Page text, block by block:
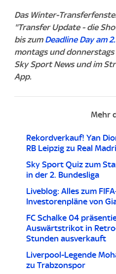
Das Winter-
"Transfer Update - die
bis zum Deadline Day am
montags und donnerstags
Sky Sport News und im
App.
Mehr
Rekordverkauf! Yan
RB Leipzig zu Real
Sky Sport Quiz zum
in der 2. Bundesliga
Liveblog: Alles zum
Investorenpläne von
FC Schalke 04
Auswärtstrikot in
Stunden ausverkauft
Liverpool-Legende
zu Trabzonspor